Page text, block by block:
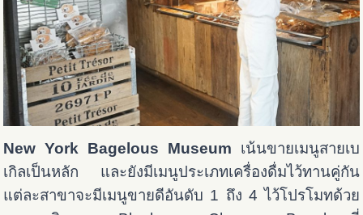
New York Bagelous Museum เน้นขายเมนูสายเบ
เกิลเป็นหลัก และยังมีเมนูประเภทเครื่องดื่มไว้ทานคู่กัน
แต่ละสาขาจะมีเมนูขายดีอันดับ 1 ถึง 4 ไว้โปรโมทด้วย